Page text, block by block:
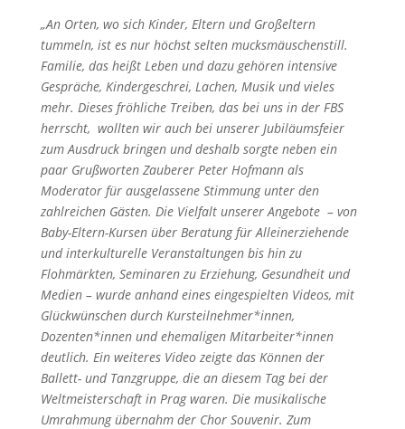
„An Orten, wo sich Kinder, Eltern und Großeltern
tummeln, ist es nur höchst selten mucksmäuschenstill.
Familie, das heißt Leben und dazu gehören intensive
Gespräche, Kindergeschrei, Lachen, Musik und vieles
mehr. Dieses fröhliche Treiben, das bei uns in der FBS
herrscht, wollten wir auch bei unserer Jubiläumsfeier
zum Ausdruck bringen und deshalb sorgte neben ein
paar Grußworten Zauberer Peter Hofmann als
Moderator für ausgelassene Stimmung unter den
zahlreichen Gästen. Die Vielfalt unserer Angebote – von
Baby-Eltern-Kursen über Beratung für Alleinerziehende
und interkulturelle Veranstaltungen bis hin zu
Flohmärkten, Seminaren zu Erziehung, Gesundheit und
Medien – wurde anhand eines eingespielten Videos, mit
Glückwünschen durch Kursteilnehmer*innen,
Dozenten*innen und ehemaligen Mitarbeiter*innen
deutlich. Ein weiteres Video zeigte das Können der
Ballett- und Tanzgruppe, die an diesem Tag bei der
Weltmeisterschaft in Prag waren. Die musikalische
Umrahmung übernahm der Chor Souvenir. Zum